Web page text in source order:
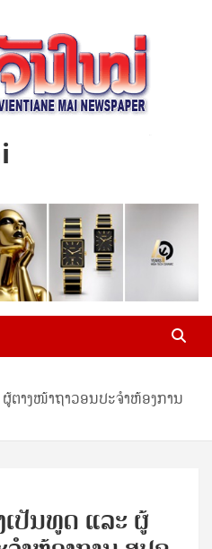
ຕາງໜ້າຖາວອນປະຈຳຫ້ອງການ
ເປັນທູດ ແລະ ຜູ້